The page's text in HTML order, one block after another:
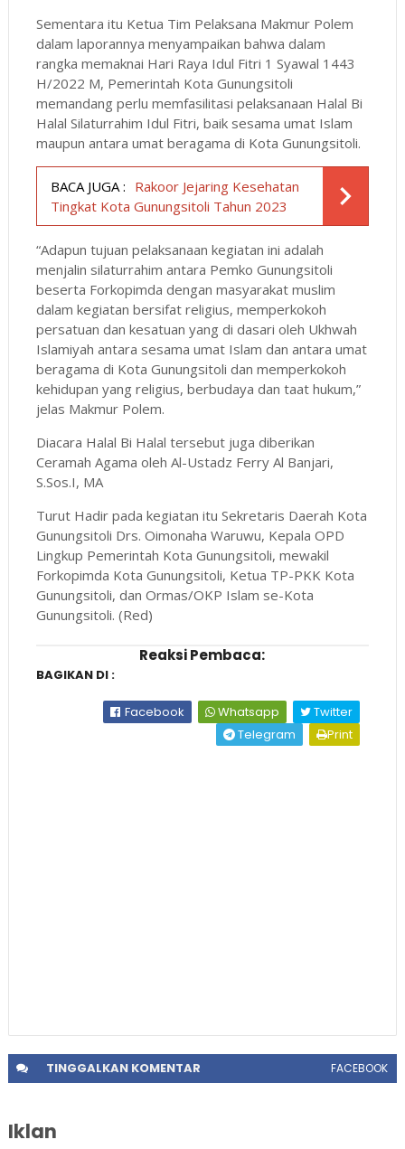
Sementara itu Ketua Tim Pelaksana Makmur Polem
dalam laporannya menyampaikan bahwa dalam
rangka memaknai Hari Raya Idul Fitri 1 Syawal 1443
H/2022 M, Pemerintah Kota Gunungsitoli
memandang perlu memfasilitasi pelaksanaan Halal Bi
Halal Silaturrahim Idul Fitri, baik sesama umat Islam
maupun antara umat beragama di Kota Gunungsitoli.
BACA JUGA : Rakoor Jejaring Kesehatan
Tingkat Kota Gunungsitoli Tahun 2023
“Adapun tujuan pelaksanaan kegiatan ini adalah
menjalin silaturrahim antara Pemko Gunungsitoli
beserta Forkopimda dengan masyarakat muslim
dalam kegiatan bersifat religius, memperkokoh
persatuan dan kesatuan yang di dasari oleh Ukhwah
Islamiyah antara sesama umat Islam dan antara umat
beragama di Kota Gunungsitoli dan memperkokoh
kehidupan yang religius, berbudaya dan taat hukum,”
jelas Makmur Polem.
Diacara Halal Bi Halal tersebut juga diberikan
Ceramah Agama oleh Al-Ustadz Ferry Al Banjari,
S.Sos.I, MA
Turut Hadir pada kegiatan itu Sekretaris Daerah Kota
Gunungsitoli Drs. Oimonaha Waruwu, Kepala OPD
Lingkup Pemerintah Kota Gunungsitoli, mewakil
Forkopimda Kota Gunungsitoli, Ketua TP-PKK Kota
Gunungsitoli, dan Ormas/OKP Islam se-Kota
Gunungsitoli. (Red)
Reaksi Pembaca:
BAGIKAN DI :
Facebook Whatsapp
Twitter
Telegram
Print
TINGGALKANKOMENTAR FACEBOOK
Iklan